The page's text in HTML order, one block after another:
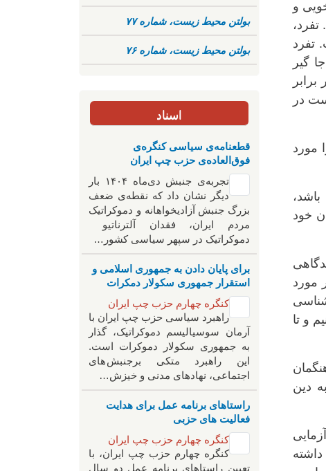
و
تفرد
گیر
در
مورد
خود
مورد
و تا
دین
بولتن محیط زیست، شماره ۷۷
بولتن محیط زیست، شماره ۷۶
اسناد
قطعنامه‌ی سیاسی کنگره‌ی
فوق‌العاده‌ی حزب چپ ایران
تجربه‌ی جنبش دی‌ماه ۱۴۰۴ بار
دیگر نشان داد که نقطه‌ی ضعف
بزرگ جنبش آزادیخواهانه و دموکراتیک
مردم ایران، فقدان آلترناتیو
دموکراتیک در سپهر سیاسی کشور…
برای پایان دادن به جمهوری اسلامی و
استقرار جمهوری سکولار دمکرات
کنگره چهارم حزب چپ ایران
راهبرد سياسی حزب چپ ایران با
آرمان سوسیالیسم دموکراتیک، گذار
به جمهوری سکولار دموکرات است.
این راهبرد متکی برجنبش های
اجتماعی، نهادهای مدنی و خیزش‌…
راستاهای برنامه عمل برای هدایت
فعالیت های حزبی
کنگره چهارم حزب چپ ایران
کنگره چهارم حزب چپ ایران، با
تعیین راستاهای برنامه عمل دو سال